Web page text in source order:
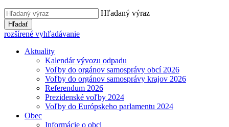
Hľadaný výraz
Hľadať
rozšírené vyhľadávanie
Aktuality
Kalendár vývozu odpadu
Voľby do orgánov samosprávy obcí 2026
Voľby do orgánov samosprávy krajov 2026
Referendum 2026
Prezidenské voľby 2024
Voľby do Európskeho parlamentu 2024
Obec
Informácie o obci